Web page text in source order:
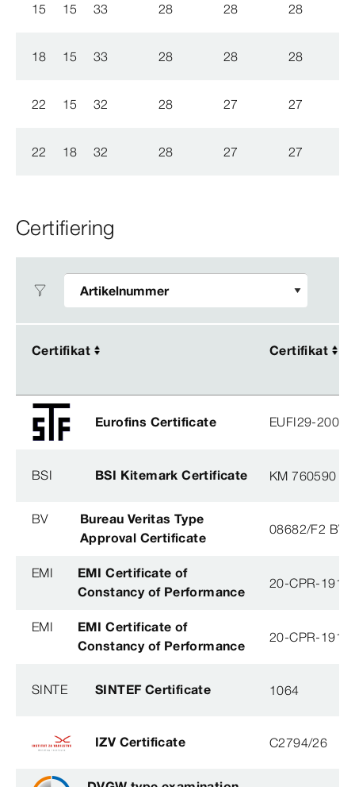
15 15 33 28 28 28
18 15 33 28 28 28
22 15 32 28 27 27
22 18 32 28 27 27
Certifiering
Certifikat Certifikat
Certifikat Certifikat
Eurofins Certificate EUFI29-
BSI BSI Kitemark Certificate KM 760590
BV
Bureau Veritas Type
Approval Certificate
08682/F2 BV
EMI
EMI Certificate of
Constancy of Performance
20-CPR-191-
EMI
EMI Certificate of
Constancy of Performance
20-CPR-191-
SINTE SINTEF Certificate 1064
IZV Certificate C2794/26